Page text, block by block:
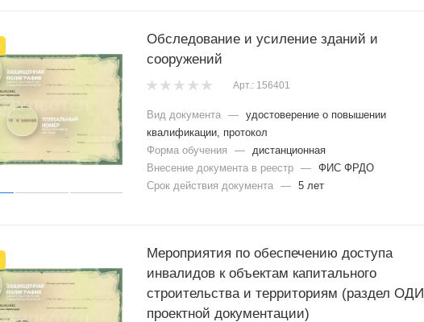
Обследование и усиление зданий и
сооружений
Арт.: 156401
Вид документа — удостоверение о повышении
квалификации, протокол
Форма обучения
—
дистанционная
Внесение документа в реестр — ФИС ФРДО
Срок действия документа — 5 лет
Мероприятия по обеспечению доступа
инвалидов к объектам капитального
строительства и территориям (раздел ОДИ
проектной документации)